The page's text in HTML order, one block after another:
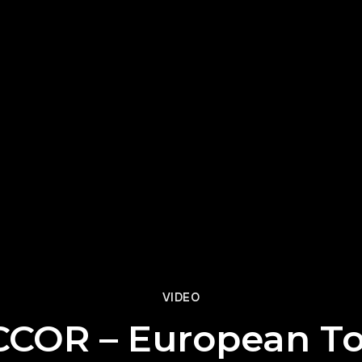
VIDEO
– European